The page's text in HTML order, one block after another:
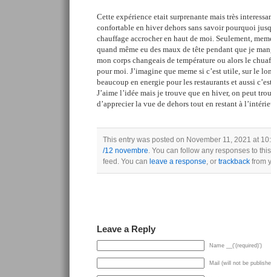
Cette expérience etait surprenante mais très
confortable en hiver dehors sans savoir pourquoi
chauffage accrocher en haut de moi. Seulement,
quand même eu des maux de tête pendant que je
mon corps changeais de température ou alors le
pour moi. J’imagine que meme si c’est utile, sur le
beaucoup en energie pour les restaurants et aussi
J’aime l’idée mais je trouve que en hiver, on peut
d’apprecier la vue de dehors tout en restant à
This entry was posted on November 11, 2021 at
/12 novembre. You can follow any responses to
feed. You can leave a response, or trackback from
Leave a Reply
Name __('(required)')
Mail (will not be